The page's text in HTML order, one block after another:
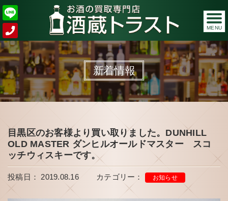
MENU
新着情報
目黒区のお客様より買い取りました。DUNHILL
OLD MASTER ダンヒルオールドマスター スコ
ッチウィスキーです。
投稿日： 2019.08.16 カテゴリー： お知らせ